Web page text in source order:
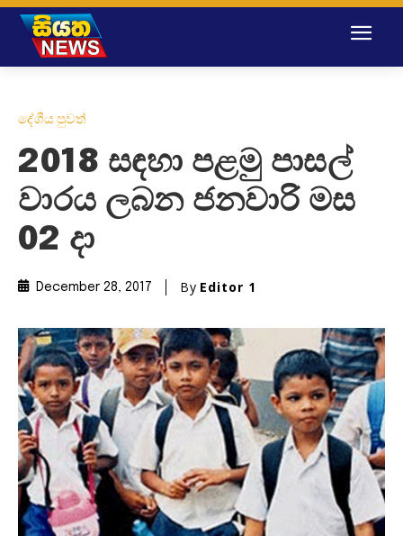
දේශීය පුවත්
2018 සඳහා පළමු පාසල්
වාරය ලබන ජනවාරි මස
02 දා
December 28, 2017 By Editor 1